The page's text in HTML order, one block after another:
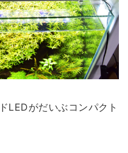
LEDがだいぶコンパクト